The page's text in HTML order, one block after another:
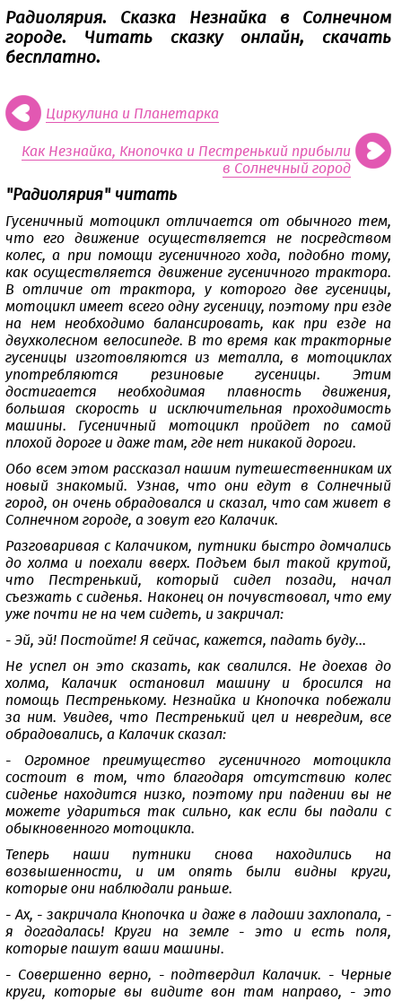
Радиолярия. Сказка Незнайка в Солнечном
городе. Читать сказку онлайн, скачать
бесплатно.
Циркулина и Планетарка
Как Незнайка, Кнопочка и Пестренький прибыли
в Солнечный город
"Радиолярия" читать
Гусеничный мотоцикл отличается от обычного тем,
что его движение осуществляется не посредством
колес, а при помощи гусеничного хода, подобно тому,
как осуществляется движение гусеничного трактора.
В отличие от трактора, у которого две гусеницы,
мотоцикл имеет всего одну гусеницу, поэтому при езде
на нем необходимо балансировать, как при езде на
двухколесном велосипеде. В то время как тракторные
гусеницы изготовляются из металла, в мотоциклах
употребляются резиновые гусеницы. Этим
достигается необходимая плавность движения,
большая скорость и исключительная проходимость
машины. Гусеничный мотоцикл пройдет по самой
плохой дороге и даже там, где нет никакой дороги.
Обо всем этом рассказал нашим путешественникам их
новый знакомый. Узнав, что они едут в Солнечный
город, он очень обрадовался и сказал, что сам живет в
Солнечном городе, а зовут его Калачик.
Разговаривая с Калачиком, путники быстро домчались
до холма и поехали вверх. Подъем был такой крутой,
что Пестренький, который сидел позади, начал
съезжать с сиденья. Наконец он почувствовал, что ему
уже почти не на чем сидеть, и закричал:
- Эй, эй! Постойте! Я сейчас, кажется, падать буду...
Не успел он это сказать, как свалился. Не доехав до
холма, Калачик остановил машину и бросился на
помощь Пестренькому. Незнайка и Кнопочка побежали
за ним. Увидев, что Пестренький цел и невредим, все
обрадовались, а Калачик сказал:
- Огромное преимущество гусеничного мотоцикла
состоит в том, что благодаря отсутствию колес
сиденье находится низко, поэтому при падении вы не
можете удариться так сильно, как если бы падали с
обыкновенного мотоцикла.
Теперь наши путники снова находились на
возвышенности, и им опять были видны круги,
которые они наблюдали раньше.
- Ах, - закричала Кнопочка и даже в ладоши захлопала, -
я догадалась! Круги на земле - это и есть поля,
которые пашут ваши машины.
- Совершенно верно, - подтвердил Калачик. - Черные
круги, которые вы видите вон там направо, - это